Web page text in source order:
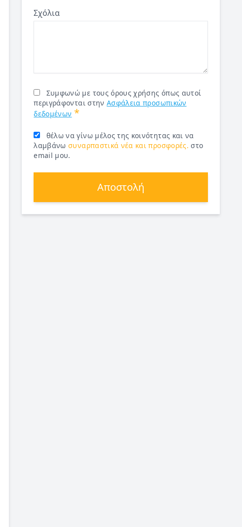
Σχόλια
Συμφωνώ με τους όρους χρήσης όπως αυτοί
περιγράφονται στην Ασφάλεια προσωπικών
δεδομένων *
θέλω να γίνω μέλος της κοινότητας και να
λαμβάνωσυναρπαστικά νέα και προσφορές. στο
email μου.
Αποστολή